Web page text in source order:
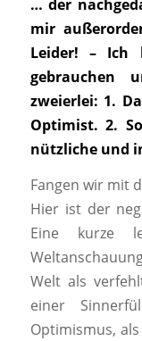
… der
mir
Leider! – Ich
zweierlei: 1.
Optimist. 2.
nützliche und
Fangen wir mit
Hier ist der
Eine kurze
Welt als
einer
Optimismus,